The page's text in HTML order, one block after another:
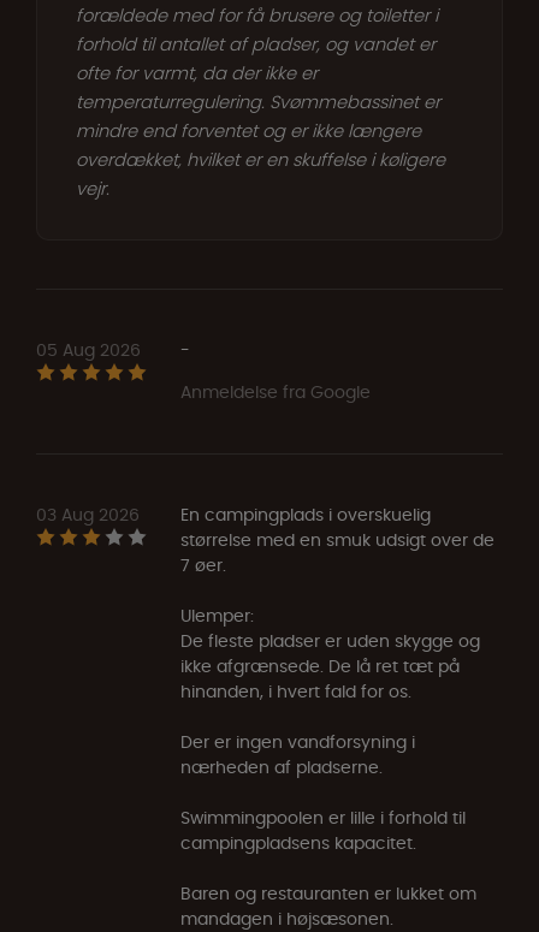
forældede med for få brusere og toiletter i
forhold til antallet af pladser, og vandet er
ofte for varmt, da der ikke er
temperaturregulering. Svømmebassinet er
mindre end forventet og er ikke længere
overdækket, hvilket er en skuffelse i køligere
vejr.
05 Aug 2026
-
Anmeldelse fra Google
03 Aug 2026
En campingplads i overskuelig
størrelse med en smuk udsigt over de
7 øer.
Ulemper:
De fleste pladser er uden skygge og
ikke afgrænsede. De lå ret tæt på
hinanden, i hvert fald for os.
Der er ingen vandforsyning i
nærheden af pladserne.
Swimmingpoolen er lille i forhold til
campingpladsens kapacitet.
Baren og restauranten er lukket om
mandagen i højsæsonen.